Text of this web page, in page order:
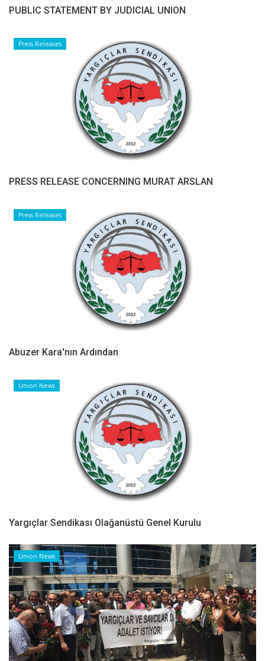
PUBLIC STATEMENT BY JUDICIAL UNION
Press Releases
PRESS RELEASE CONCERNING MURAT ARSLAN
Press Releases
Abuzer Kara'nın Ardından
Union News
Yargıçlar Sendikası Olağanüstü Genel Kurulu
Union News